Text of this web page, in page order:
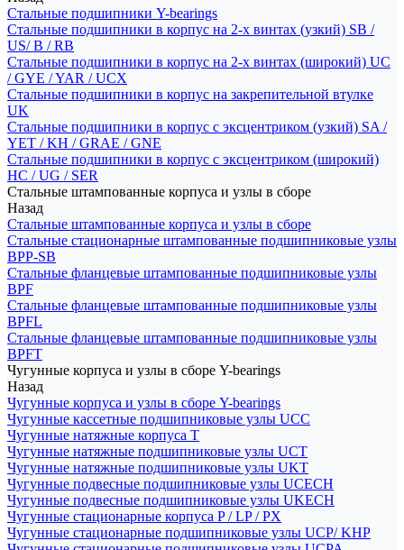
Стальные подшипники Y-bearings
Стальные подшипники в корпус на 2-х винтах (узкий) SB /
US/ B / RB
Стальные подшипники в корпус на 2-х винтах (широкий) UC
/ GYE / YAR / UCX
Стальные подшипники в корпус на закрепительной втулке
UK
Стальные подшипники в корпус с эксцентриком (узкий) SA /
YET / KH / GRAE / GNE
Стальные подшипники в корпус с эксцентриком (широкий)
HC / UG / SER
Стальные штампованные корпуса и узлы в сборе
Назад
Стальные штампованные корпуса и узлы в сборе
Стальные стационарные штампованные подшипниковые узлы
BPP-SB
Стальные фланцевые штампованные подшипниковые узлы
BPF
Стальные фланцевые штампованные подшипниковые узлы
BPFL
Стальные фланцевые штампованные подшипниковые узлы
BPFT
Чугунные корпуса и узлы в сборе Y-bearings
Назад
Чугунные корпуса и узлы в сборе Y-bearings
Чугунные кассетные подшипниковые узлы UCC
Чугунные натяжные корпуса T
Чугунные натяжные подшипниковые узлы UCT
Чугунные натяжные подшипниковые узлы UKT
Чугунные подвесные подшипниковые узлы UCECH
Чугунные подвесные подшипниковые узлы UKECH
Чугунные стационарные корпуса P / LP / PX
Чугунные стационарные подшипниковые узлы UCP/ KHP